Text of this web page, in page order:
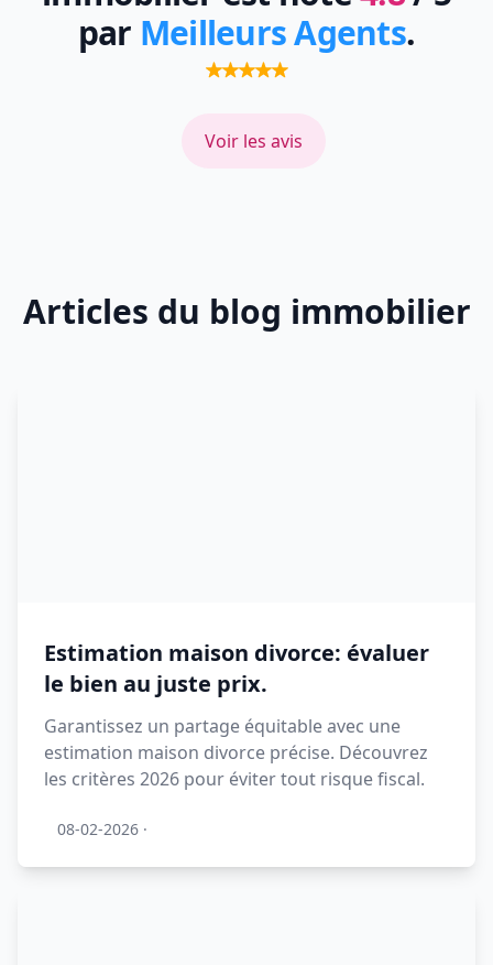
par Meilleurs Agents.
Voir les avis
Articles du blog immobilier
Estimation maison divorce: évaluer
le bien au juste prix.
Garantissez un partage équitable avec une
estimation maison divorce précise. Découvrez
les critères 2026 pour éviter tout risque fiscal.
08-02-2026 ·